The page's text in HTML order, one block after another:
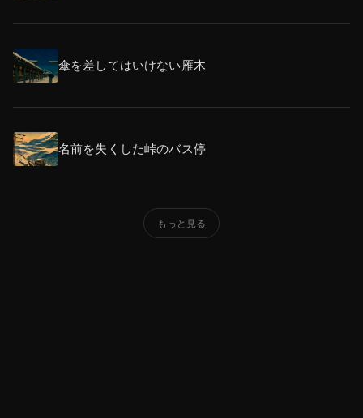
傘を差してはいけない雁木
名前を失くした峠のバス停
もっと見る